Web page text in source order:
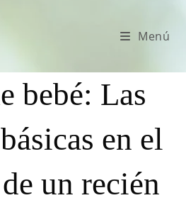
Menú
bebé: Las
en el
un recién